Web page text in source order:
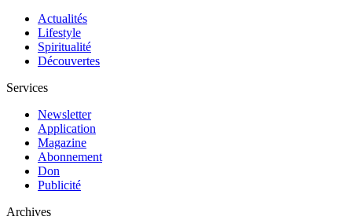
Actualités
Lifestyle
Spiritualité
Découvertes
Services
Newsletter
Application
Magazine
Abonnement
Don
Publicité
Archives